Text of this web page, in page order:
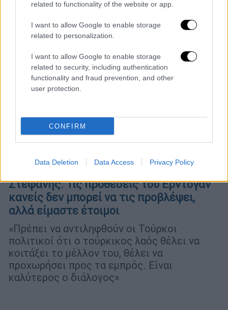
related to functionality of the website or app.
I want to allow Google to enable storage
related to personalization.
I want to allow Google to enable storage
related to security, including authentication
functionality and fraud prevention, and other
user protection.
CONFIRM
Data Deletion Data Access Privacy Policy
Στεφανής: Τις προθέσεις του Ερντογάν
κανείς δεν μπορεί να τις προβλέψει,
αλλά είμαστε έτοιμοι
«Πρέπει να αντιληφθούν οι Τούρκοι
πολιτικοί ότι ο τούρκικος λαός θέλει να
κοιτάξει το μέλλον του, θέλει να
προχωρήσει προς τα εμπρός. Είναι
καλύτερος ο διάλογος»